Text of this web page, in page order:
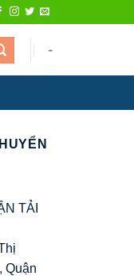
-
TẢI
Quận